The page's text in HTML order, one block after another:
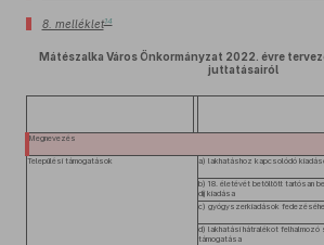
8. melléklet14
Mátészalka Város Önkormányzat 2022. évre
juttatásairól
Megnevezés
Települési támogatások a) lakhatáshoz kapcsolódó
b) 18. életévét betöltött tartósan
díj kiadása
c) gyógyszerkiadások
d) lakhatási hátralékot felhalmozó
támogatása